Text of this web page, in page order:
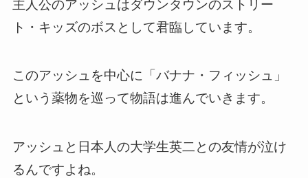
主人公のアッシュはダウンタウンのストリー
ト・キッズのボスとして君臨しています。
このアッシュを中心に「バナナ・フィッシュ」
という薬物を巡って物語は進んでいきます。
アッシュと日本人の大学生英二との友情が泣け
るんですよね。